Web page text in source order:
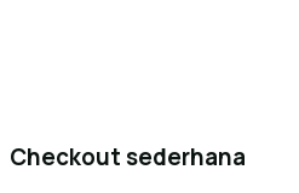
Checkout sederhana